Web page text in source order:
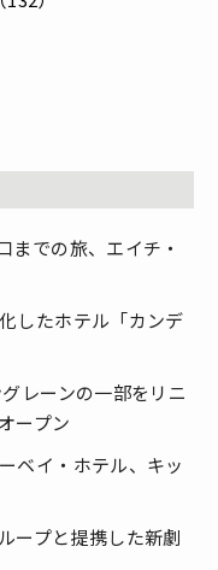
での旅、エイチ・
したホテル「カンデ
レーンの一部をリニ
ープン
ベイ・ホテル、キッ
ープと提携した新劇